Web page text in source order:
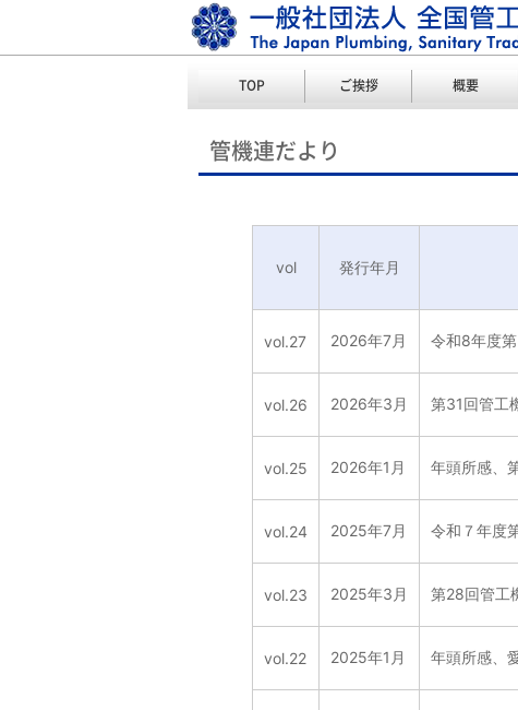
TOP ご挨拶 概要
管機連だより
vol 発行年月
vol.27 2026年7月 令和8年度
vol.26 2026年3月 第31回管工
vol.25 2026年1月 年頭所感、
vol.24 2025年7月 令和７年度
vol.23 2025年3月 第28回管工
vol.22 2025年1月 年頭所感、